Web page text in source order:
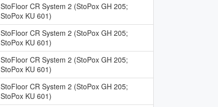
StoFloor CR System 2 (StoPox GH 205;
StoPox KU 601)
StoFloor CR System 2 (StoPox GH 205;
StoPox KU 601)
StoFloor CR System 2 (StoPox GH 205;
StoPox KU 601)
StoFloor CR System 2 (StoPox GH 205;
StoPox KU 601)